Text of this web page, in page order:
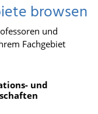
browsen
und
Fachgebiet
und